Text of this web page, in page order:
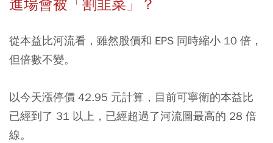
進場會被「割韭菜」？
從本益比河流看，雖然股價和 EPS 同時縮小 10 倍，
但倍數不變。
以今天漲停價 42.95 元計算，目前可寧衛的本益比
已經到了 31 以上，已經超過了河流圖最高的 28 倍
線。